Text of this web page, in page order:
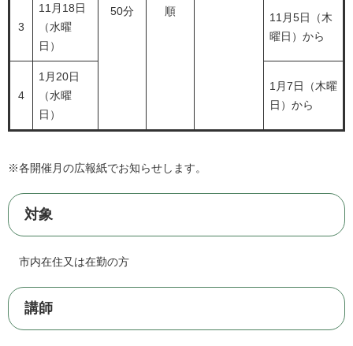
50分
順
3
11月18日
（水曜
日）
11月5日（木
曜日）から
4
1月20日
（水曜
日）
1月7日（木曜
日）から
※各開催月の広報紙でお知らせします。
対象
市内在住又は在勤の方
講師